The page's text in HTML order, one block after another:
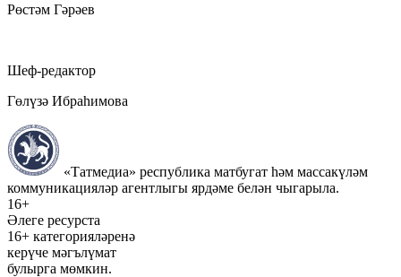
Рөстәм Гәрәев
Шеф-редактор
Гөлүзә Ибраһимова
«Татмедиа» республика матбугат һәм массакүләм
коммуникацияләр агентлыгы ярдәме белән чыгарыла.
16+
Әлеге ресурста
16+ категорияләренә
керүче мәгълүмат
булырга мөмкин.